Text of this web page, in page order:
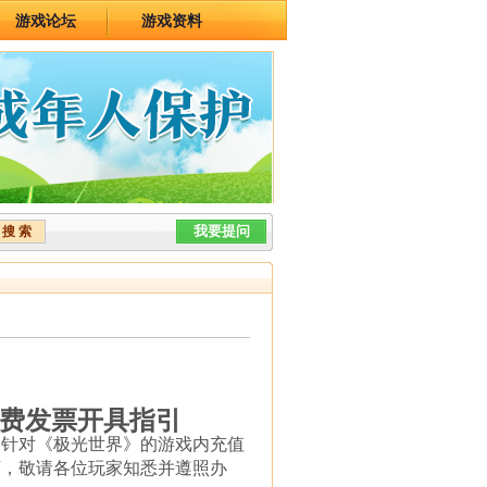
游戏论坛 游戏资料
发票开具指引
针对《极光世界》的游戏内充值
敬请各位玩家知悉并遵照办